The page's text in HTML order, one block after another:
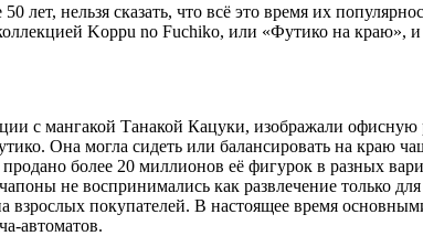
нельзя сказать, что всё это время их
Koppu no Fuchiko, или «Футико на краю»,
с мангакой Танакой Кацуки, изображали
Она могла сидеть или балансировать на краю
более 20 миллионов её фигурок в разных
не воспринимались как развлечение только
взрослых покупателей. В настоящее время
автоматов.